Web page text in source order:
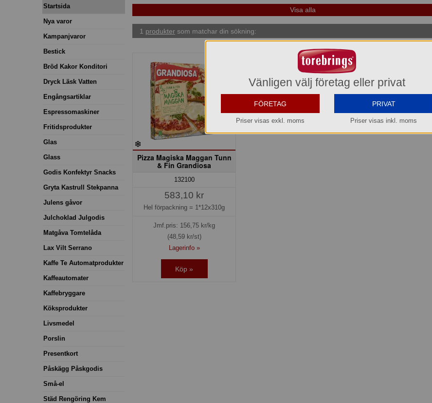
Startsida
Nya varor
Kampanjvaror
Bestick
Bröd Kakor Konditori
Dryck Läsk Vatten
Engångsartiklar
Espressomaskiner
Fritidsprodukter
Glas
Glass
Godis Konfektyr Snacks
Gryta Kastrull Stekpanna
Julens gåvor
Julchoklad Julgodis
Matgåva Tomtelåda
Lax Vilt Serrano
Kaffe Te Automatprodukter
Kaffeautomater
Kaffebryggare
Köksprodukter
Livsmedel
Porslin
Presentkort
Påskägg Påskgodis
Små-el
Städ Rengöring Kem
1 produkter som matchar din sökning:
Pizza Magiska Maggan Tunn
& Fin Grandiosa
132100
583,10 kr
Hel förpackning = 1*12x310g
Jmf.pris: 156,75 kr/kg
(48,59 kr/st)
Lagerinfo »
Köp »
Vänligen välj företag eller privat
FÖRETAG
Priser visas exkl. moms
PRIVAT
Priser visas inkl. moms